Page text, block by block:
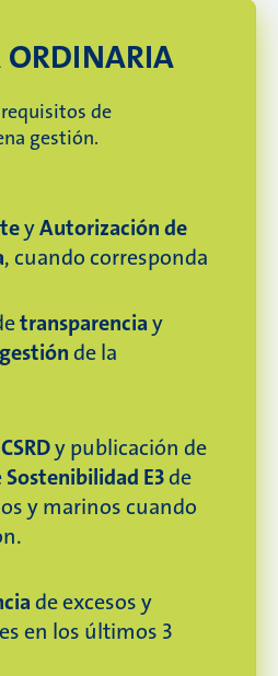
ORDINARIA
de
gestión.
yAutorización de
, cuando corresponda
transparenciay
de la
CSRDy publicación de
Sostenibilidad E3de
y marinos cuando
de excesos y
en los últimos 3